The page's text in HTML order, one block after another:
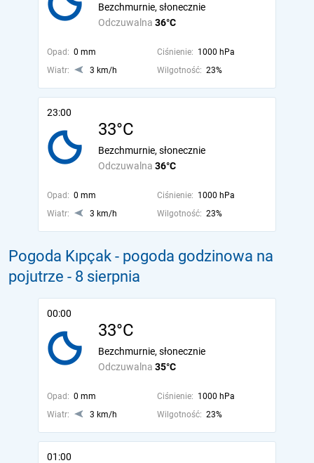
Odczuwalna 36°C
Bezchmurnie, słonecznie
Opad: 0 mm Ciśnienie: 1000 hPa
Wiatr:
3 km/h Wilgotność: 23%
23:00
33°C
Odczuwalna 36°C
Bezchmurnie, słonecznie
Opad: 0 mm Ciśnienie: 1000 hPa
Wiatr:
3 km/h Wilgotność: 23%
Pogoda Kıpçak - pogoda godzinowa na
pojutrze - 8 sierpnia
00:00
33°C
Odczuwalna 35°C
Bezchmurnie, słonecznie
Opad: 0 mm Ciśnienie: 1000 hPa
Wiatr:
3 km/h Wilgotność: 23%
01:00